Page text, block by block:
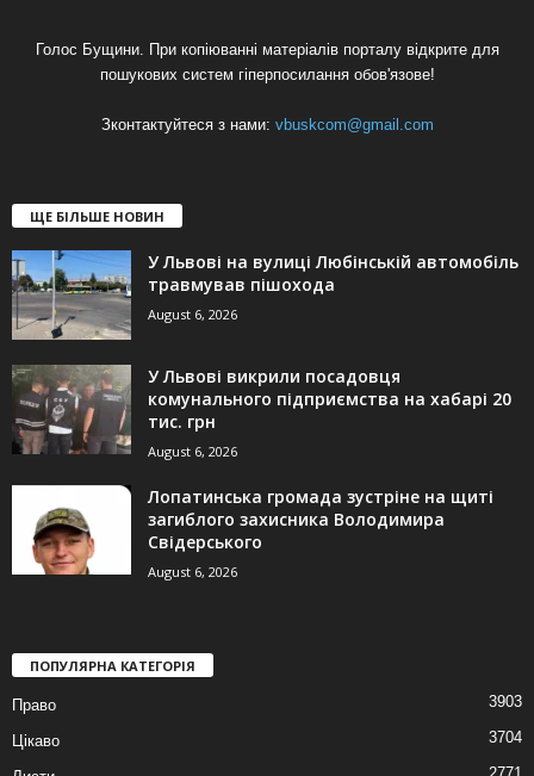
Голос Бущини. При копіюванні матеріалів порталу відкрите для
пошукових систем гіперпосилання обов'язове!
Зконтактуйтеся з нами: vbuskcom@gmail.com
ЩЕ БІЛЬШЕ НОВИН
У Львові на вулиці Любінській автомобіль
травмував пішохода
August 6, 2026
У Львові викрили посадовця
комунального підприємства на хабарі 20
тис. грн
August 6, 2026
Лопатинська громада зустріне на щиті
загиблого захисника Володимира
Свідерського
August 6, 2026
ПОПУЛЯРНА КАТЕГОРІЯ
Право 3903
Цікаво 3704